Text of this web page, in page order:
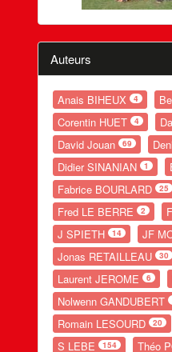
Auteurs
Anais BIHEUX 4
Corentin HUET 4
David Jouan 69
Didier SINANIAN 1
Fabrice BOURLARD 25
Fred LE BERRE 2
J SPIETH 14 JF
Jonas RETAILLEAU 30
Laurent JEROME 6
Nolwenn GANDUBERT
Romain LESOURD 20
S LEBE 154 Théo